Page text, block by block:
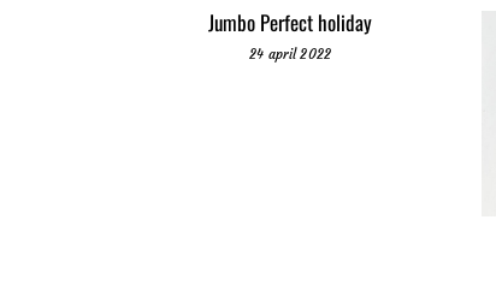
Jumbo Perfect holiday
24 april 2022